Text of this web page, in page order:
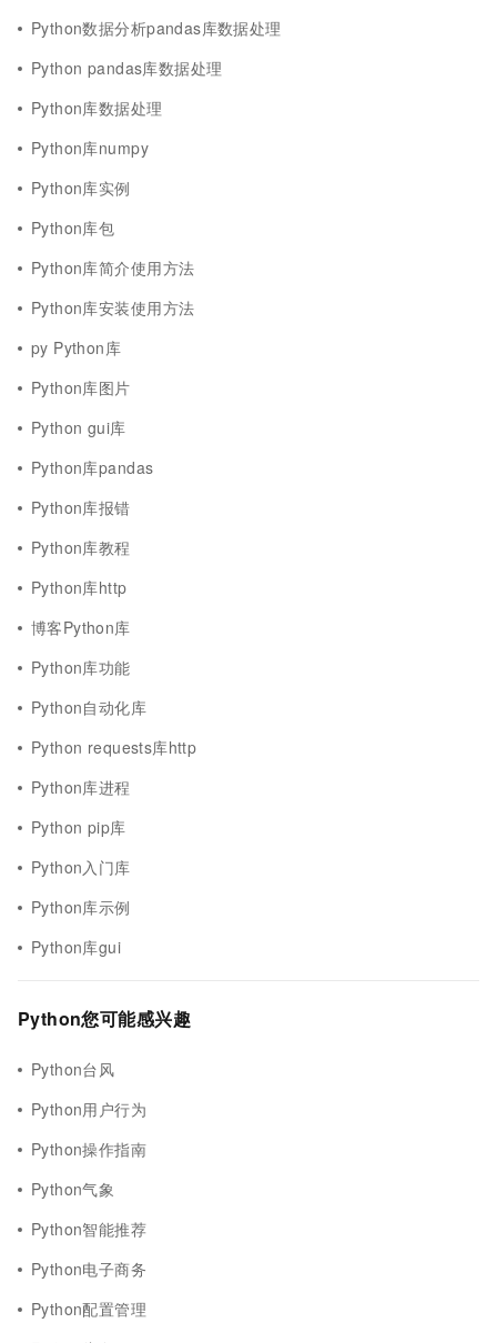
Python数据分析pandas库数据处理
Python pandas库数据处理
Python库数据处理
Python库numpy
Python库实例
Python库包
Python库简介使用方法
Python库安装使用方法
py Python库
Python库图片
Python gui库
Python库pandas
Python库报错
Python库教程
Python库http
博客Python库
Python库功能
Python自动化库
Python requests库http
Python库进程
Python pip库
Python入门库
Python库示例
Python库gui
Python您可能感兴趣
Python台风
Python用户行为
Python操作指南
Python气象
Python智能推荐
Python电子商务
Python配置管理